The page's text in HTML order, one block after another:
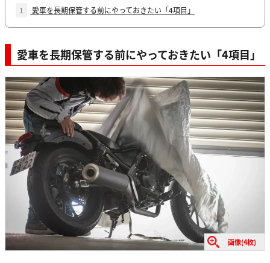
1 愛車を長期保管する前にやっておきたい「4項目」
愛車を長期保管する前にやっておきたい「4項目」
画像(4枚)